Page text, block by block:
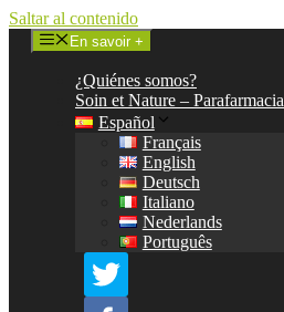
Saltar al contenido
En savoir +
¿Quiénes somos?
Soin et Nature – Parafarmacia
Español
Français
English
Deutsch
Italiano
Nederlands
Português